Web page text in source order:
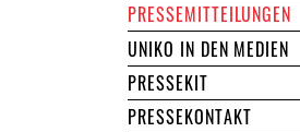
PRESSEMITTEILUNGEN
UNIKO IN DEN MEDIEN
PRESSEKIT
PRESSEKONTAKT